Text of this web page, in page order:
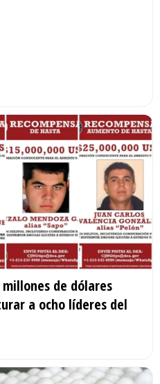
millones de dólares
a ocho líderes del